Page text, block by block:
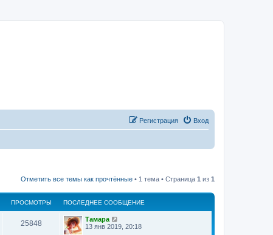
Вход
Регистрация
Отметить все темы как прочтённые • 1 тема • Страница 1 из 1
ПРОСМОТРЫ ПОСЛЕДНЕЕ СООБЩЕНИЕ
25848
Тамара
13 янв 2019, 20:18